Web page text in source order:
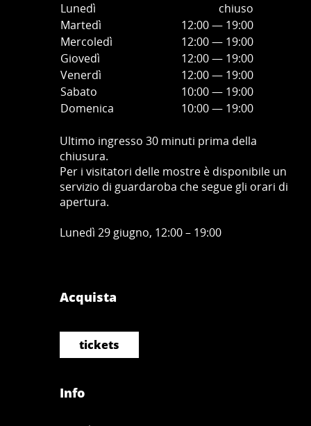
Lunedì
chiuso
Martedì
12:00 — 19:00
Mercoledì
12:00— 19:00
Giovedì
12:00— 19:00
Venerdì
12:00— 19:00
Sabato
10:00— 19:00
Domenica
10:00— 19:00
Ultimo ingresso 30 minuti prima della
chiusura.
Per i visitatori delle mostre è disponibile un
servizio di guardaroba che segue gli orari di
apertura.
Lunedì 29 giugno, 12:00 – 19:00
Acquista
tickets
Info